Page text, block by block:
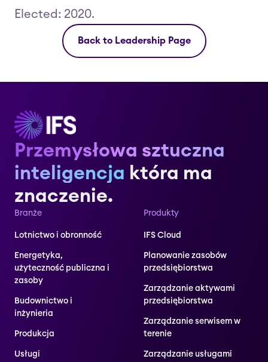
Elected: 2020.
Back to Leadership Page
Przemysłowa sztuczna
inteligencja która ma
znaczenie.
Branże
Lotnictwo i obronność
Energetyka,
użyteczność publiczna i
zasoby
Budownictwo i
inżynieria
Produkcja
Usługi
Produkty
IFS Cloud
Planowanie zasobów
przedsiębiorstwa
Zarządzanie aktywami
przedsiębiorstwa
Zarządzanie serwisem w
terenie
Zarządzanie usługami